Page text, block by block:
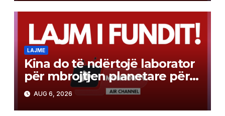
LAJME
Kina do të ndërtojë laborator
për mbrojtjen planetare për
misionin e kthimit të
mostrave në Mars
AUG 6, 2026